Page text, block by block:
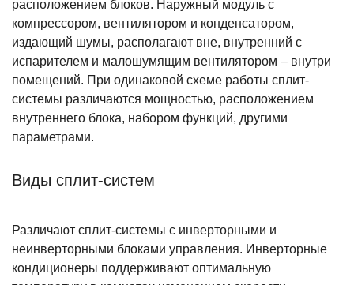
расположением блоков. Наружный модуль с
компрессором, вентилятором и конденсатором,
издающий шумы, располагают вне, внутренний с
испарителем и малошумящим вентилятором – внутри
помещений. При одинаковой схеме работы сплит-
системы различаются мощностью, расположением
внутреннего блока, набором функций, другими
параметрами.
Виды сплит-систем
Различают сплит-системы с инверторными и
неинверторными блоками управления. Инверторные
кондиционеры поддерживают оптимальную